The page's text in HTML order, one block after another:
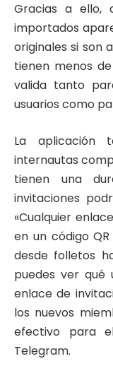
Gracias a ello,
importados
originales si son
tienen menos
valida tanto
usuarios como
La aplicación
internautas
tienen una
invitaciones
«Cualquier
en un código
desde folletos
puedes ver qué
enlace de
los nuevos
efectivo para
Telegram.